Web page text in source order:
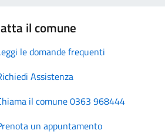
il comune
le domande frequenti
Assistenza
il comune 0363 968444
un appuntamento